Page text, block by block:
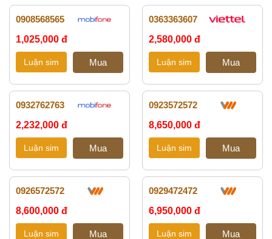
0908568565
1,025,000 đ
0363363607
2,580,000 đ
0932762763
2,232,000 đ
0923572572
8,650,000 đ
0926572572
8,600,000 đ
0929472472
6,950,000 đ